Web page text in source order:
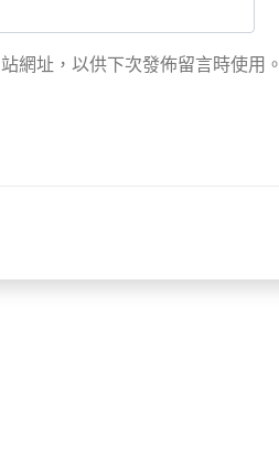
網址，以供下次發佈留言時使用。